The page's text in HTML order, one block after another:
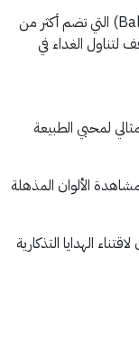
بعدها يمكنكم زيارة حديقة الطيور (Bali Bird Park) التي تضم أكثر من
لتناول الغداء في
لمحبي الطبيعة
الألوان المذهلة
الهدايا التذكارية